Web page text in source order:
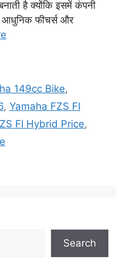
है क्योंकि इसमें कंपनी
आधुनिक फीचर्स और
149cc Bike,
, Yamaha FZS FI
FI Hybrid Price,
Search